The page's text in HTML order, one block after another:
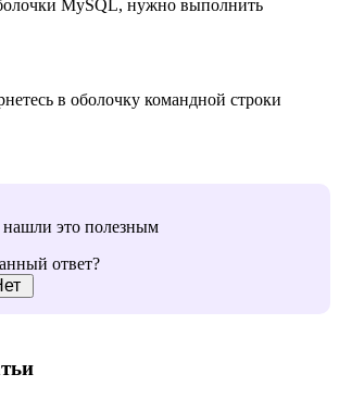
MySQL, нужно выполнить
в оболочку командной строки
нашли это полезным
ответ?